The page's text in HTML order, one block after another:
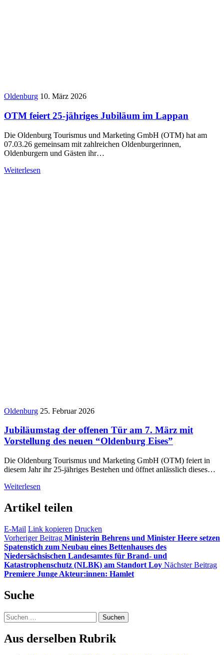
Oldenburg 10. März 2026
OTM feiert 25-jähriges Jubiläum im Lappan
Die Oldenburg Tourismus und Marketing GmbH (OTM) hat am
07.03.26 gemeinsam mit zahlreichen Oldenburgerinnen,
Oldenburgern und Gästen ihr…
Weiterlesen
Oldenburg 25. Februar 2026
Jubiläumstag der offenen Tür am 7. März mit
Vorstellung des neuen “Oldenburg Eises”
Die Oldenburg Tourismus und Marketing GmbH (OTM) feiert in
diesem Jahr ihr 25-jähriges Bestehen und öffnet anlässlich dieses…
Weiterlesen
Artikel teilen
E-Mail Link kopieren Drucken
Vorheriger Beitrag Ministerin Behrens und Minister Heere setzen
Spatenstich zum Neubau eines Bettenhauses des
Niedersächsischen Landesamtes für Brand- und
Katastrophenschutz (NLBK) am Standort Loy Nächster Beitrag
Premiere Junge Akteur:innen: Hamlet
Suche
Suchen
nach:
Aus derselben Rubrik